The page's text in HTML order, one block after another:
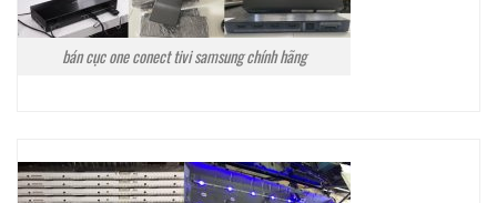
bán cục one conect tivi samsung chính hãng